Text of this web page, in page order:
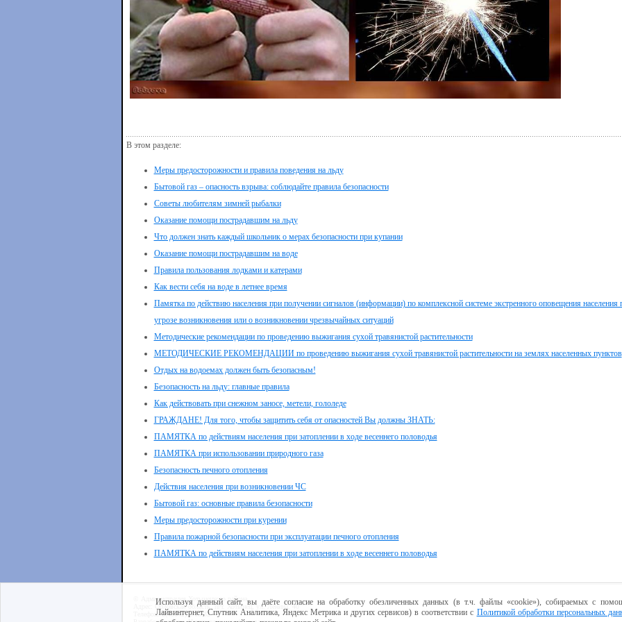
В этом разделе:
Меры предосторожности и правила поведения на льду
Бытовой газ – опасность взрыва: соблюдайте правила безопасности
Советы любителям зимней рыбалки
Оказание помощи пострадавшим на льду
Что должен знать каждый школьник о мерах безопасности при купании
Оказание помощи пострадавшим на воде
Правила пользования лодками и катерами
Как вести себя на воде в летнее время
Памятка по действию населения при получении сигналов (информации) по комплексной системе экстренного оповещения населения
угрозе возникновения или о возникновении чрезвычайных ситуаций
Методические рекомендации по проведению выжигания сухой травянистой растительности
МЕТОДИЧЕСКИЕ РЕКОМЕНДАЦИИ по проведению выжигания сухой травянистой растительности на землях населенных пунктов
Отдых на водоемах должен быть безопасным!
Безопасность на льду: главные правила
Как действовать при снежном заносе, метели, гололеде
ГРАЖДАНЕ! Для того, чтобы защитить себя от опасностей Вы должны ЗНАТЬ:
ПАМЯТКА по действиям населения при затоплении в ходе весеннего половодья
ПАМЯТКА при использовании природного газа
Безопасность печного отопления
Действия населения при возникновении ЧС
Бытовой газ: основные правила безопасности
Меры предосторожности при курении
Правила пожарной безопасности при эксплуатации печного отопления
ПАМЯТКА по действиям населения при затоплении в ходе весеннего половодья
© Администрация Хотынецкого района
Адрес: Орловская область, пгт. Хотынец, ул. Ленина, 40
Телефон: 8(48642) 2-13-32
Используя данный сайт, вы даёте согласие на обработку обезличенных данных (в т.ч. файлы «cookie»), собираемых с
Лайвинтернет, Спутник Аналитика, Яндекс Метрика и других сервисов) в соответствии с Политикой обработки персональных